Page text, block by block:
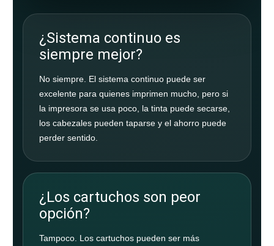
¿Sistema continuo es
siempre mejor?
No siempre. El sistema continuo puede ser
excelente para quienes imprimen mucho, pero si
la impresora se usa poco, la tinta puede secarse,
los cabezales pueden taparse y el ahorro puede
perder sentido.
¿Los cartuchos son peor
opción?
Tampoco. Los cartuchos pueden ser más